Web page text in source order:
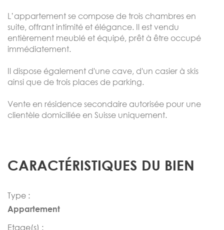
L’appartement se compose de trois chambres en
suite, offrant intimité et élégance. Il est vendu
entièrement meublé et équipé, prêt à être occupé
immédiatement.
Il dispose également d'une cave, d'un casier à skis
ainsi que de trois places de parking.
Vente en résidence secondaire autorisée pour une
clientèle domiciliée en Suisse uniquement.
CARACTÉRISTIQUES DU BIEN
Type :
Appartement
Etage(s) :